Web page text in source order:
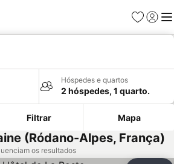
Favoritos
Iniciar
Hóspedes e quartos
2 hóspedes, 1 quarto.
Filtrar Mapa
(Ródano-Alpes, França)
os resultados